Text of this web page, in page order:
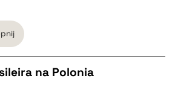
na Polonia